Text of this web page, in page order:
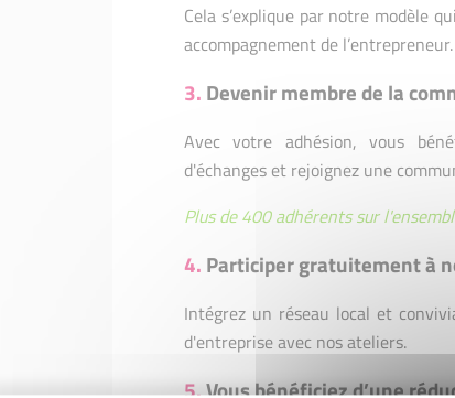
Cela s’explique par notre modèle
accompagnement de l’entrepreneur.
3. Devenir membre de la
Avec votre adhésion, vous
d'échanges et rejoignez une
Plus de 400 adhérents sur
4. Participer gratuitement à
Intégrez un réseau local et
d'entreprise avec nos ateliers.
5.Vous bénéficiez d’une